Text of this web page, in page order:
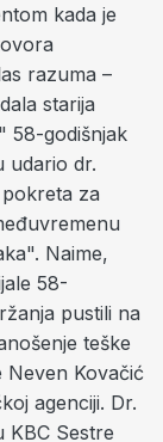
kada je
razuma –
starija
58-godišnjak
udario dr.
za
Naime,
58-
pustili na
teške
Neven Kovačić
agenciji. Dr.
KBC Sestre